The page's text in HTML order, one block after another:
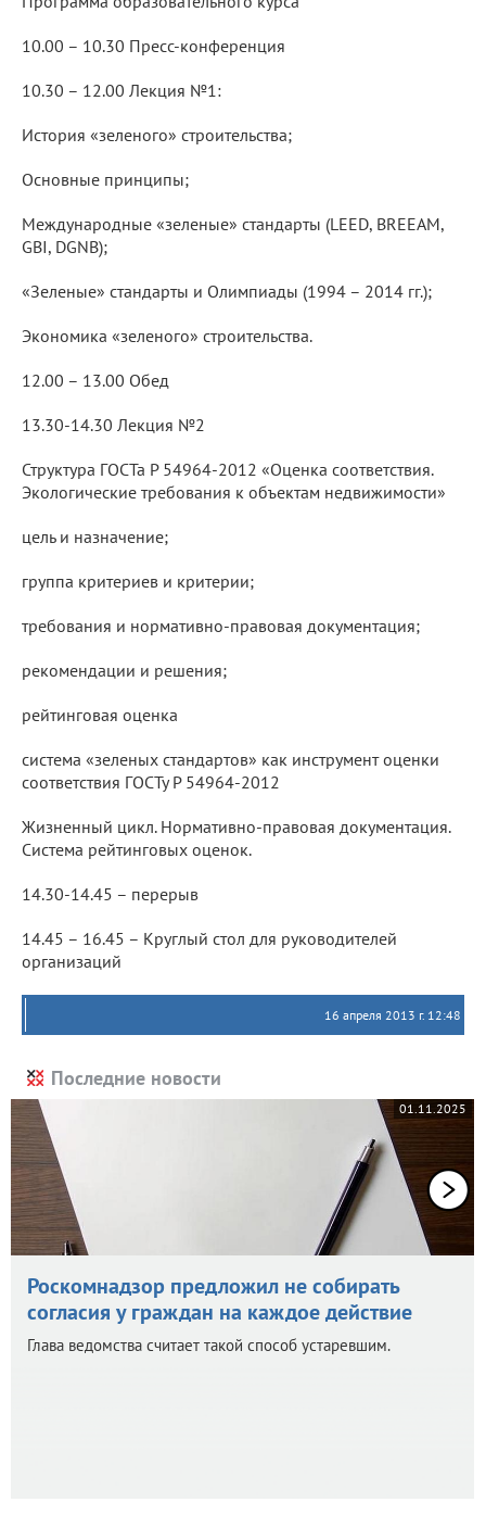
10.00 – 10.30 Пресс-конференция
10.30 – 12.00 Лекция №1:
История «зеленого» строительства;
Основные принципы;
Международные «зеленые» стандарты (LEED, BREEAM,
GBI, DGNB);
«Зеленые» стандарты и Олимпиады (1994 – 2014 гг.);
Экономика «зеленого» строительства.
12.00 – 13.00 Обед
13.30-14.30 Лекция №2
Структура ГОСТа Р 54964-2012 «Оценка соответствия.
Экологические требования к объектам недвижимости»
цель и назначение;
группа критериев и критерии;
требования и нормативно-правовая документация;
рекомендации и решения;
рейтинговая оценка
система «зеленых стандартов» как инструмент оценки
соответствия ГОСТу Р 54964-2012
Жизненный цикл. Нормативно-правовая документация.
Система рейтинговых оценок.
14.30-14.45 – перерыв
14.45 – 16.45 – Круглый стол для руководителей
организаций
16 апреля 2013 г. 12:48
Последние новости
01.11.2025
Роскомнадзор предложил не собирать
согласия у граждан на каждое действие
Глава ведомства считает такой способ устаревшим.